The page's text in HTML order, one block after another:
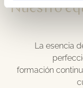
Nuestro
La esencia
formación